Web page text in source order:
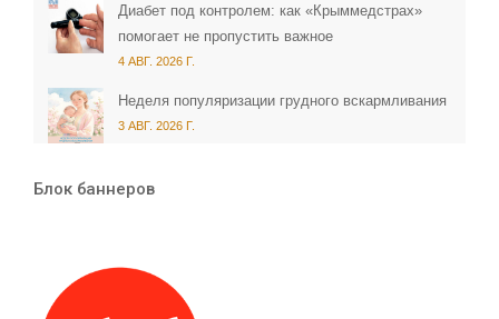
Диабет под контролем: как «Крыммедстрах»
помогает не пропустить важное
4 АВГ. 2026 Г.
Неделя популяризации грудного вскармливания
3 АВГ. 2026 Г.
Блок баннеров